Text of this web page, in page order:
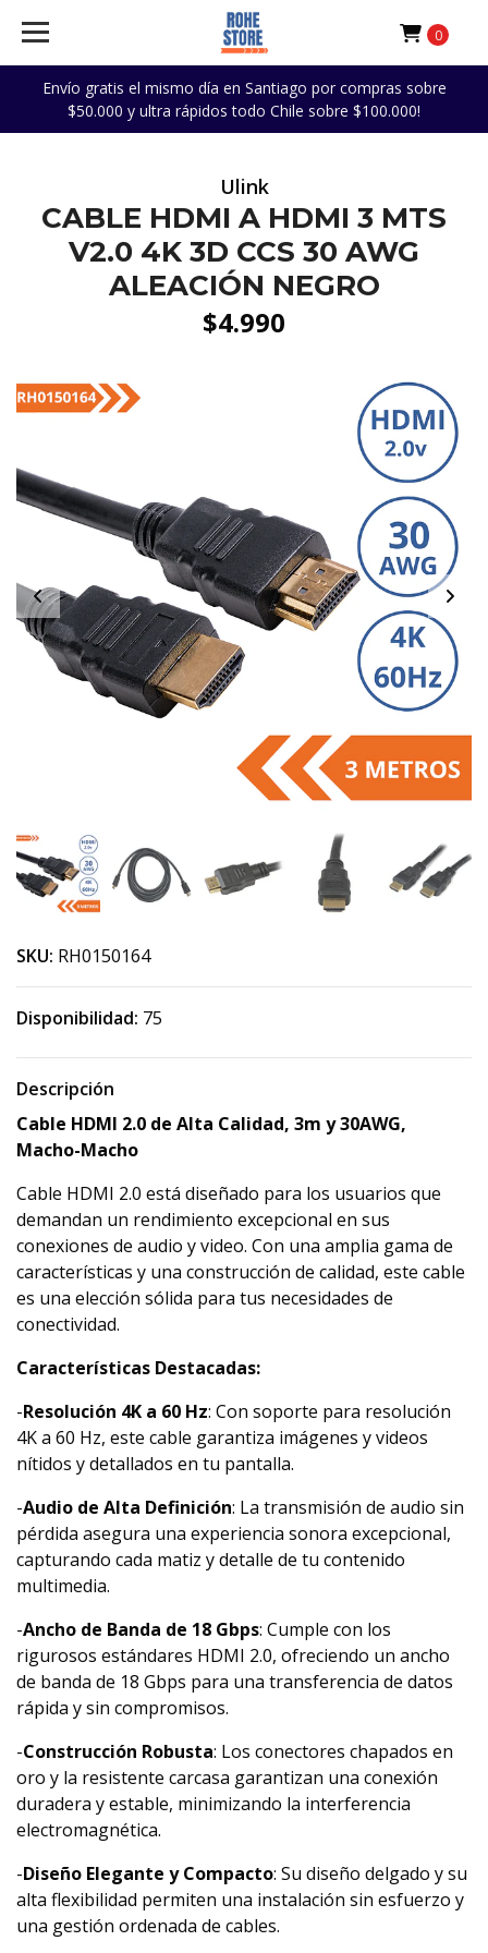
Envío gratis el mismo día en Santiago por compras sobre
$50.000 y ultra rápidos todo Chile sobre $100.000!
0
Ulink
CABLE HDMI A HDMI 3 MTS
V2.0 4K 3D CCS 30 AWG
ALEACIÓN NEGRO
$4.990
SKU: RH0150164
Disponibilidad: 75
Descripción
Cable HDMI 2.0 de Alta Calidad, 3m y 30AWG,
Macho-Macho
Cable HDMI 2.0 está diseñado para los usuarios que
demandan un rendimiento excepcional en sus
conexiones de audio y video. Con una amplia gama de
características y una construcción de calidad, este cable
es una elección sólida para tus necesidades de
conectividad.
Características Destacadas:
-Resolución 4K a 60 Hz: Con soporte para resolución
4K a 60 Hz, este cable garantiza imágenes y videos
nítidos y detallados en tu pantalla.
-Audio de Alta Definición: La transmisión de audio sin
pérdida asegura una experiencia sonora excepcional,
capturando cada matiz y detalle de tu contenido
multimedia.
-Ancho de Banda de 18 Gbps: Cumple con los
rigurosos estándares HDMI 2.0, ofreciendo un ancho
de banda de 18 Gbps para una transferencia de datos
rápida y sin compromisos.
-Construcción Robusta: Los conectores chapados en
oro y la resistente carcasa garantizan una conexión
duradera y estable, minimizando la interferencia
electromagnética.
-Diseño Elegante y Compacto: Su diseño delgado y su
alta flexibilidad permiten una instalación sin esfuerzo y
una gestión ordenada de cables.